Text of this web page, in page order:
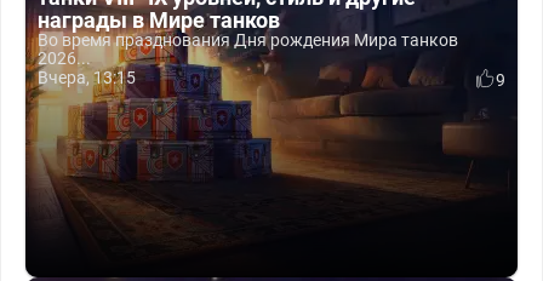
награды в Мире танков
Во время празднования Дня рождения Мира танков
2026...
Вчера, 13:15
9